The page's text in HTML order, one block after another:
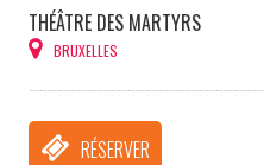
THÉÂTRE DES MARTYRS
BRUXELLES
RÉSERVER